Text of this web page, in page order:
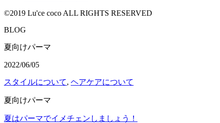
©2019 Lu'ce coco ALL RIGHTS RESERVED
BLOG
夏向けパーマ
2022/06/05
スタイルについて, ヘアケアについて
夏向けパーマ
夏はパーマでイメチェンしましょう！